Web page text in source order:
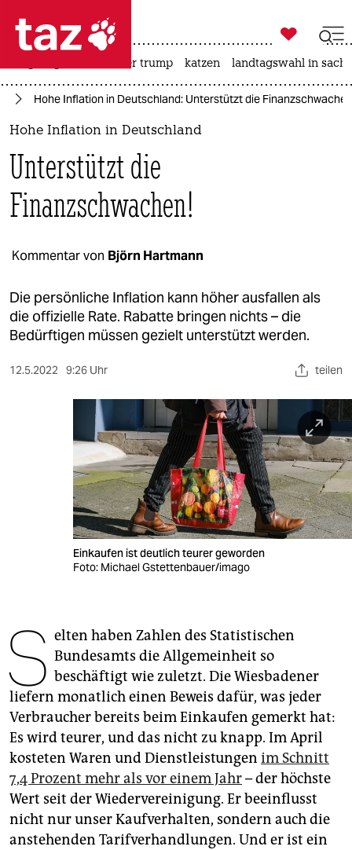
 taz zahl ich
taz zahl ich
politik
öko
gesellschaft
sport
veranstaltungen
abo
genossenschaft
epaper login

taz zahl ich
usa unter trump katzen landtagswahl in
Hohe Inflation in Deutschland: Unterstützt die
Hohe Inflation in Deutschland
Unterstützt die
Finanzschwachen!
Kommentar von Björn Hartmann
Die persönliche Inflation kann höher ausfallen als
die offizielle Rate. Rabatte bringen nichts – die
Bedürftigen müssen gezielt unterstützt werden.
12.5.2022 9:26 Uhr teilen
Einkaufen ist deutlich teurer geworden
Foto: Michael Gstettenbauer/imago
S elten haben Zahlen des Statistischen
Bundesamts die Allgemeinheit so
beschäftigt wie zuletzt. Die Wiesbadener
liefern monatlich einen Beweis dafür, was jeder
Verbraucher bereits beim Einkaufen gemerkt hat:
Es wird teurer, und das nicht zu knapp. Im April
kosteten Waren und Dienstleistungen im Schnitt
7,4 Prozent mehr als vor einem Jahr– der höchste
Wert seit der Wiedervereinigung. Er beeinflusst
nicht nur unser Kaufverhalten, sondern auch die
anstehenden Tarifverhandlungen. Und er ist ein